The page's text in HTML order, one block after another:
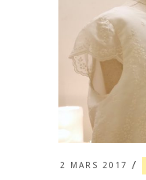
2 MARS 2017